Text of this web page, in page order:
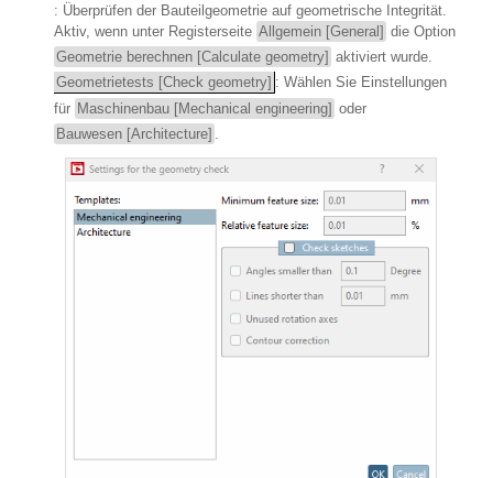
: Überprüfen der Bauteilgeometrie auf geometrische Integrität.
Aktiv, wenn unter Registerseite Allgemein [General] die Option
Geometrie berechnen [Calculate geometry] aktiviert wurde.
Geometrietests [Check geometry] : Wählen Sie Einstellungen
für Maschinenbau [Mechanical engineering] oder
Bauwesen [Architecture] .